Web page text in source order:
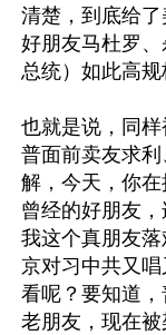
清楚，到底给
好朋友马杜罗
总统）如此高规
也就是说，同样
普面前卖友求
解，今天，你
曾经的好朋友
我这个真朋友
京对习中共又
看呢？要知道
老朋友，现在